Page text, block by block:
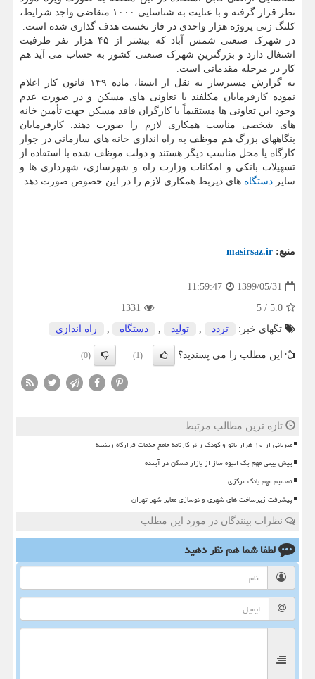
نظر قرار گرفته و با عنایت به شناسایی ۱۰۰۰ متقاضی واجد شرایط،
کلنگ زنی پروژه هزار واحدی در فاز نخست هدف گذاری شده است.
در شهرک صنعتی شمس آباد که بیشتر از ۴۵ هزار نفر ظرفیت
اشتغال دارد و بزرگترین شهرک صنعتی کشور به حساب می آید هم
کار در مرحله مقدماتی است.
به گزارش مسیرساز به نقل از ایسنا، ماده ۱۴۹ قانون کار اعلام
نموده کارفرمایان مکلفند با تعاونی های مسکن و در صورت عدم
وجود این تعاونی ها مستقیماً با کارگران فاقد مسکن جهت تأمین خانه
های شخصی مناسب همکاری لازم را صورت دهند. کارفرمایان
بنگاههای بزرگ هم موظف به راه اندازی خانه های سازمانی در جوار
کارگاه یا محل مناسب دیگر هستند و دولت موظف شده با استفاده از
تسهیلات بانکی و امکانات وزارت راه و شهرسازی، شهرداری ها و
سایر دستگاه های ذیربط همکاری لازم را در این خصوص صورت دهد.
منبع: masirsaz.ir
1399/05/31
11:59:47
5.0
/
5
1331
تگهای خبر:
تردد , تولید , دستگاه , راه اندازی
این مطلب را می پسندید؟ (1)
(0)
تازه ترین مطالب مرتبط
میزبانی از ۱۰ هزار بانو و کودک زائر کارنامه جامع خدمات قرارگاه زینبیه
پیش بینی مهم یک انبوه ساز از بازار مسکن در آینده
تصمیم مهم بانک مرکزی
پیشرفت زیرساخت های شهری و نوسازی معابر شهر تهران
نظرات بینندگان در مورد این مطلب
لطفا شما همنظر دهید